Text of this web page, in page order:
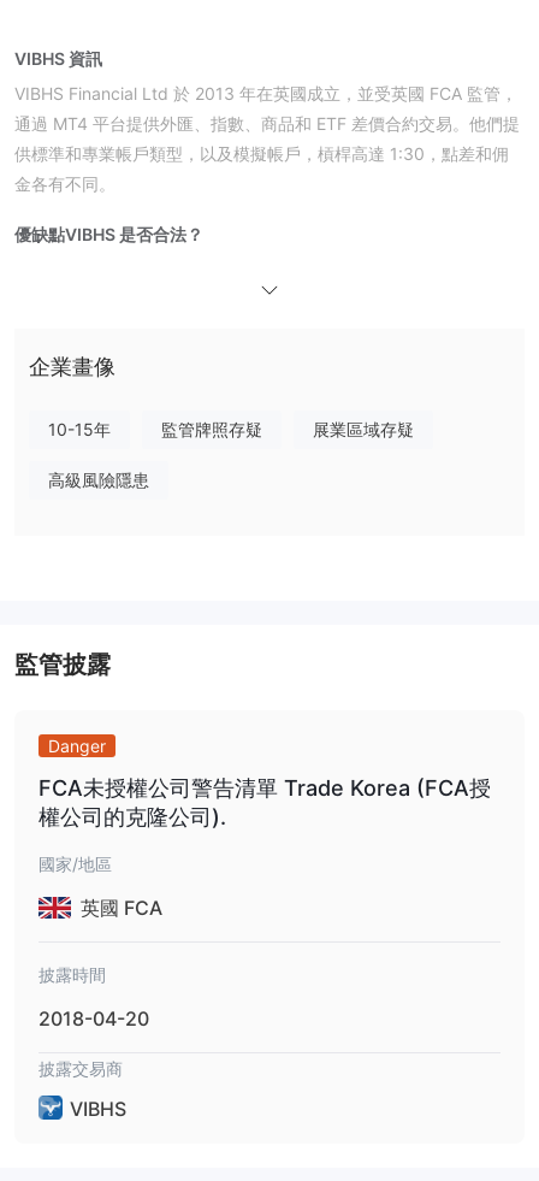
VIBHS 資訊
VIBHS Financial Ltd 於 2013 年在英國成立，並受英國 FCA 監管，
通過 MT4 平台提供外匯、指數、商品和 ETF 差價合約交易。他們提
供標準和專業帳戶類型，以及模擬帳戶，槓桿高達 1:30，點差和佣
金各有不同。
優缺點VIBHS 是否合法？
（STP）牌照，牌照號碼為 613381。
VIBHS 提供外匯、指數、商品和 ETF CFD 等多個市場的交易，提供
點差和佣金:
VIBHS 提供標準帳戶，具有浮動點差並且無佣金，而專業帳戶則具
有更緊密的點差以及佣金費用。
隔夜融資費用:
上10時59分）的倉位收取掉期費用，根據交易方向可能為正或負，
並且可能還會收取非活動費用。交易終端中的合約規格詳細說明了符
存款和提款費用：
用，歐盟交易收取1.50%，非歐盟交易收取1.80%，以及從£15至
£40的銀行轉帳費用。
交易平台
企業畫像
10-15年 監管牌照存疑 展業區域存疑
高級風險隱患
監管披露
Danger
FCA未授權公司警告清單 Trade Korea (FCA授
權公司的克隆公司).
國家/地區
英國 FCA
披露時間
2018-04-20
披露交易商
VIBHS